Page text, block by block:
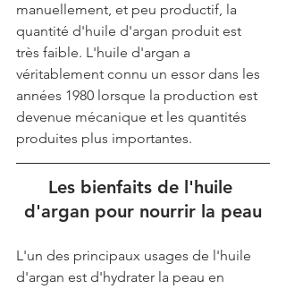
manuellement, et peu productif, la
quantité d'huile d'argan produit est
très faible. L'huile d'argan a
véritablement connu un essor dans les
années 1980 lorsque la production est
devenue mécanique et les quantités
produites plus importantes.
Les bienfaits de l'huile
d'argan pour nourrir la peau
L'un des principaux usages de l'huile
d'argan est d'hydrater la peau en